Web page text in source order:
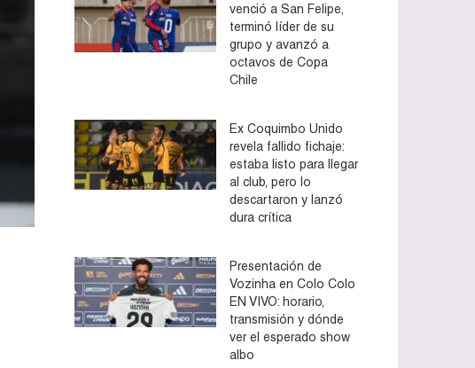
venció a San Felipe,
terminó líder de su
grupo y avanzó a
octavos de Copa
Chile
Ex Coquimbo Unido
revela fallido fichaje:
estaba listo para llegar
al club, pero lo
descartaron y lanzó
dura crítica
Presentación de
Vozinha en Colo Colo
EN VIVO: horario,
transmisión y dónde
ver el esperado show
albo